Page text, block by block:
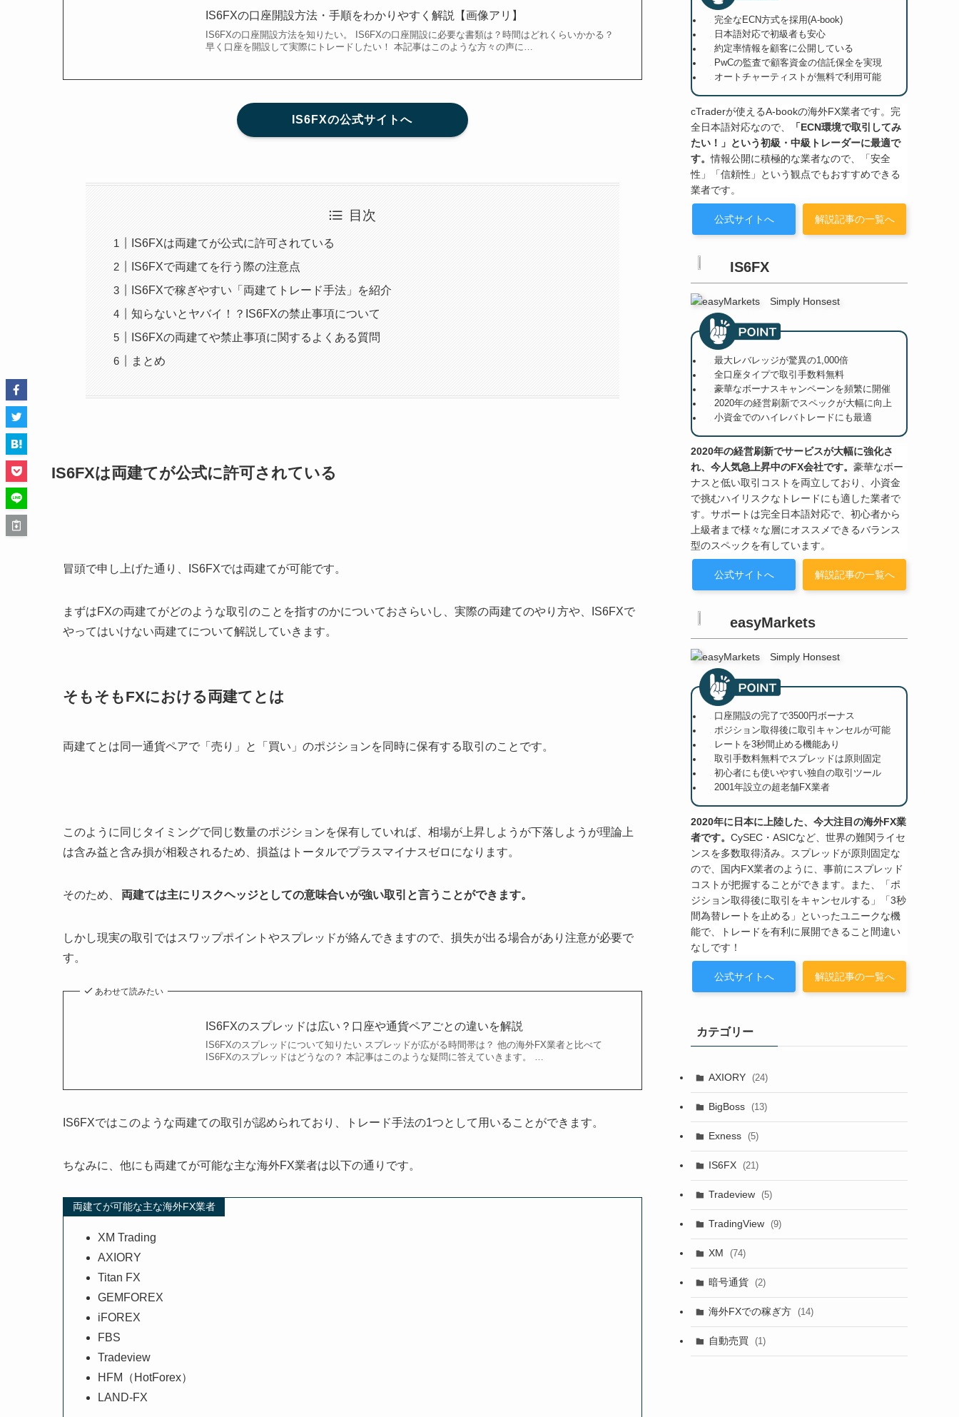
IS6FXの口座開設方法・手順をわかりやすく解説【画像アリ】
IS6FXの口座開設方法を知りたい。 IS6FXの口座開設に必要な書類は？時間はどれくらいかかる？
早く口座を開設して実際にトレードしたい！ 本記事はこのような方々の声に…
IS6FXの公式サイトへ
目次
IS6FXは両建てが公式に許可されている
IS6FXで両建てを行う際の注意点
IS6FXで稼ぎやすい「両建てトレード手法」を紹介
知らないとヤバイ！？IS6FXの禁止事項について
IS6FXの両建てや禁止事項に関するよくある質問
まとめ
IS6FXは両建てが公式に許可されている
冒頭で申し上げた通り、IS6FXでは両建てが可能です。
まずはFXの両建てがどのような取引のことを指すのかについておさらいし、実際の両建てのやり方や、IS6FXで
やってはいけない両建てについて解説していきます。
そもそもFXにおける両建てとは
両建てとは同一通貨ペアで「売り」と「買い」のポジションを同時に保有する取引のことです。
このように同じタイミングで同じ数量のポジションを保有していれば、相場が上昇しようが下落しようが理論上
は含み益と含み損が相殺されるため、損益はトータルでプラスマイナスゼロになります。
そのため、 両建ては主にリスクヘッジとしての意味合いが強い取引と言うことができます。
しかし現実の取引ではスワップポイントやスプレッドが絡んできますので、損失が出る場合があり注意が必要で
す。
あわせて読みたい
IS6FXのスプレッドは広い？口座や通貨ペアごとの違いを解説
IS6FXのスプレッドについて知りたい スプレッドが広がる時間帯は？ 他の海外FX業者と比べて
IS6FXのスプレッドはどうなの？ 本記事はこのような疑問に答えていきます。 …
IS6FXではこのような両建ての取引が認められており、トレード手法の1つとして用いることができます。
ちなみに、他にも両建てが可能な主な海外FX業者は以下の通りです。
両建てが可能な主な海外FX業者
XM Trading
AXIORY
Titan FX
GEMFOREX
iFOREX
FBS
Tradeview
HFM（HotForex）
LAND-FX
完全なECN方式を採用(A-book)
日本語対応で初級者も安心
約定率情報を顧客に公開している
PwCの監査で顧客資金の信託保全を実現
オートチャーティストが無料で利用可能
cTraderが使えるA-bookの海外FX業者です。完
全日本語対応なので、
「ECN環境で取引してみ
たい！」という初級・中級トレーダーに最適で
す。情報公開に積極的な業者なので、「安全
性」「信頼性」という観点でもおすすめできる
業者です。
公式サイトへ 解説記事の一覧へ
IS6FX
最大レバレッジが驚異の1,000倍
全口座タイプで取引手数料無料
豪華なボーナスキャンペーンを頻繁に開催
2020年の経営刷新でスペックが大幅に向上
小資金でのハイレバトレードにも最適
2020年の経営刷新でサービスが大幅に強化さ
れ、今人気急上昇中のFX会社です。 豪華なボー
ナスと低い取引コストを両立しており、小資金
で挑むハイリスクなトレードにも適した業者で
す。サポートは完全日本語対応で、初心者から
上級者まで様々な層にオススメできるバランス
型のスペックを有しています。
公式サイトへ 解説記事の一覧へ
easyMarkets
口座開設の完了で3500円ボーナス
ポジション取得後に取引キャンセルが可能
レートを3秒間止める機能あり
取引手数料無料でスプレッドは原則固定
初心者にも使いやすい独自の取引ツール
2001年設立の超老舗FX業者
2020年に日本に上陸した、今大注目の海外FX業
者です。 CySEC・ASICなど、世界の難関ライセ
ンスを多数取得済み。スプレッドが原則固定な
ので、国内FX業者のように、事前にスプレッド
コストが把握することができます。また、「ポ
ジション取得後に取引をキャンセルする」「3秒
間為替レートを止める」といったユニークな機
能で、トレードを有利に展開できること間違い
なしです！
公式サイトへ 解説記事の一覧へ
カテゴリー
AXIORY (24)
BigBoss (13)
Exness (5)
IS6FX (21)
Tradeview (5)
TradingView (9)
XM (74)
暗号通貨 (2)
海外FXでの稼ぎ方 (14)
自動売買 (1)